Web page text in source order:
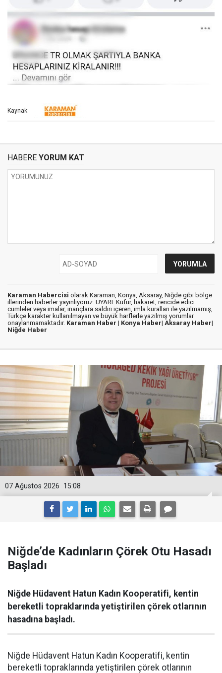
Kaynak:
HABERE YORUM KAT
Karaman Habercisi olarak Karaman, Konya, Aksaray, Niğde gibi bölge
illerinden haberler yayınlıyoruz. UYARI: Küfür, hakaret, rencide edici
cümleler veya imalar, inançlara saldırı içeren, imla kuralları ile yazılmamış,
Türkçe karakter kullanılmayan ve büyük harflerle yazılmış yorumlar
onaylanmamaktadır. Karaman Haber | Konya Haber| Aksaray Haber|
Niğde Haber
15:08
07 Ağustos 2026
Niğde’de Kadınların Çörek Otu Hasadı
Başladı
Niğde Hüdavent Hatun Kadın Kooperatifi, kentin
bereketli topraklarında yetiştirilen çörek otlarının
hasadına başladı.
Niğde Hüdavent Hatun Kadın Kooperatifi, kentin
bereketli topraklarında yetiştirilen çörek otlarının